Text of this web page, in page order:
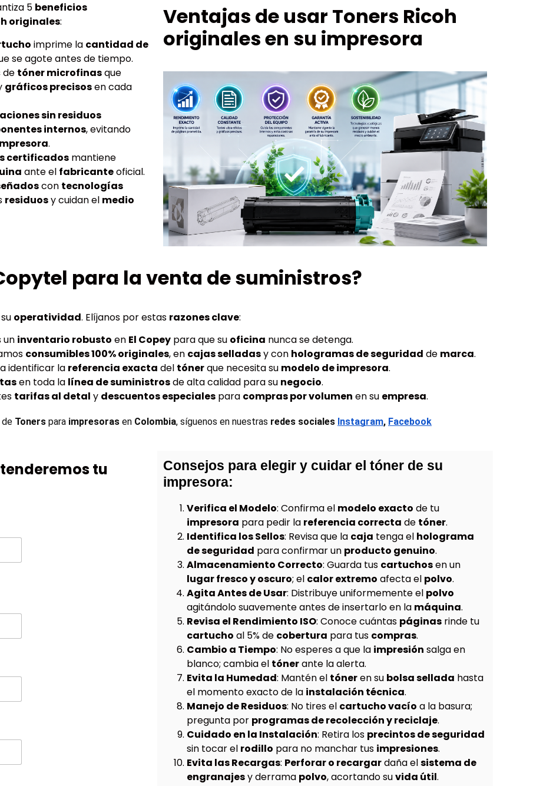
5 beneficios
originales:
imprime la cantidad de
se agote antes de tiempo.
de tóner microfinasque
gráficos precisosen cada
sin residuos
internos, evitando
.
certificados mantiene
ante el fabricanteoficial.
con tecnologías
residuosy cuidan el medio
Ventajas de usar Toners Ricoh
originales en su impresora
para la venta de suministros?
operatividad. Elíjanos por estas razones clave:
un inventario robusto en El Copey para que su oficina nunca se detenga.
consumibles 100% originales, en cajas selladasy con hologramas de seguridad de marca.
identificar la referencia exacta del tónerque necesita su modelo de impresora.
en toda la línea de suministrosde alta calidad para su negocio.
tarifas al detal y descuentos especiales para compras por volumen en su empresa.
de Toners para impresoras en Colombia, síguenos en nuestras redes sociales Instagram, Facebook
tu
Consejos para elegir y cuidar el tóner de su
impresora:
Verifica el Modelo: Confirma el modelo exacto de tu
impresora para pedir la referencia correcta de tóner.
Identifica los Sellos: Revisa que la caja tenga el holograma
de seguridad para confirmar un producto genuino.
Almacenamiento Correcto: Guarda tus cartuchosen un
lugar fresco y oscuro; el calor extremo afecta el polvo.
Agita Antes de Usar: Distribuye uniformemente el polvo
agitándolo suavemente antes de insertarlo en la máquina.
Revisa el Rendimiento ISO: Conoce cuántas páginas rinde tu
cartucho al 5% de cobertura para tus compras.
Cambio a Tiempo: No esperes a que la impresión salga en
blanco; cambia el tónerante la alerta.
Evita la Humedad: Mantén el tóneren su bolsa sellada hasta
el momento exacto de la instalación técnica.
Manejo de Residuos: No tires el cartucho vacío a la basura;
pregunta por programas de recolección y reciclaje.
Cuidado en la Instalación: Retira los precintos de seguridad
sin tocar el rodillo para no manchar tus impresiones.
Evita las Recargas: Perforar o recargardaña elsistema de
engranajesy derrama polvo, acortando suvida útil.